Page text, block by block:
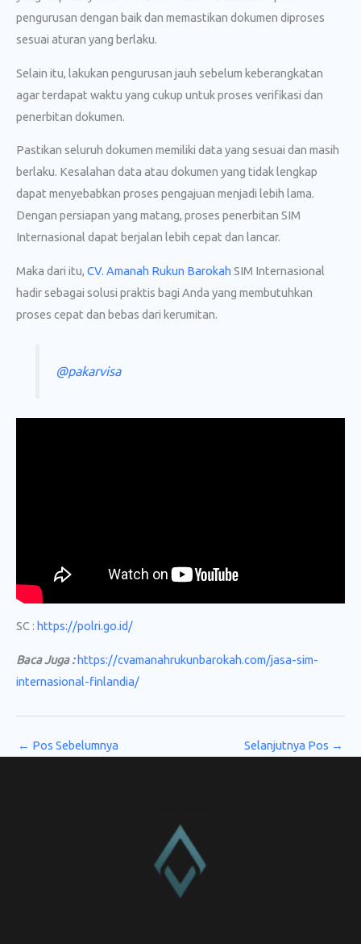
pengurusan dengan baik dan memastikan dokumen diproses
sesuai aturan yang berlaku.
Selain itu, lakukan pengurusan jauh sebelum keberangkatan
agar terdapat waktu yang cukup untuk proses verifikasi dan
penerbitan dokumen.
Pastikan seluruh dokumen memiliki data yang sesuai dan masih
berlaku. Kesalahan data atau dokumen yang tidak lengkap
dapat menyebabkan proses pengajuan menjadi lebih lama.
Dengan persiapan yang matang, proses penerbitan SIM
Internasional dapat berjalan lebih cepat dan lancar.
Maka dari itu, CV. Amanah Rukun Barokah SIM Internasional
hadir sebagai solusi praktis bagi Anda yang membutuhkan
proses cepat dan bebas dari kerumitan.
@pakarvisa
SC : https://polri.go.id/
Baca Juga :https://cvamanahrukunbarokah.com/jasa-sim-
internasional-finlandia/
← Pos Sebelumnya Selanjutnya Pos →